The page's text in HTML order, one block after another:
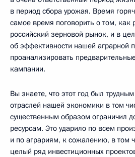
в период сбора урожая. Время
самое время поговорить о том, как
российский зерновой рынок, и в
об эффективности нашей аграрной
проанализировать
кампании.
Вы знаете, что этот год был
отраслей нашей экономики в том
существенным образом ограничил
ресурсам. Это ударило по всем
и по аграриям, к сожалению, в том
целый ряд инвестиционных